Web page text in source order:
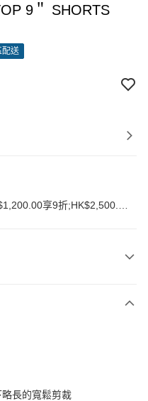
9＂ SHORTS
配送
享9折;HK$2,500.00
長的寬鬆剪裁